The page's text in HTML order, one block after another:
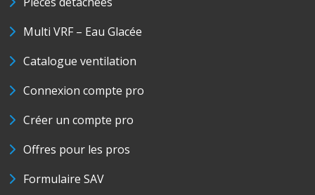
Multi VRF – Eau Glacée
Catalogue ventilation
Connexion compte pro
Créer un compte pro
Offres pour les pros
Formulaire SAV